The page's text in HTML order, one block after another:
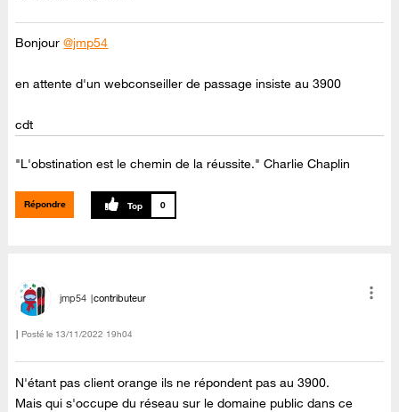
Bonjour@jmp54
en attente d'un webconseiller de passage insiste au 3900
cdt
"L'obstination est le chemin de la réussite." Charlie Chaplin
Répondre 0
jmp54 contributeur
Posté le ‎13/11/2022 19h04
N'étant pas client orange ils ne répondent pas au 3900.
Mais qui s'occupe du réseau sur le domaine public dans ce